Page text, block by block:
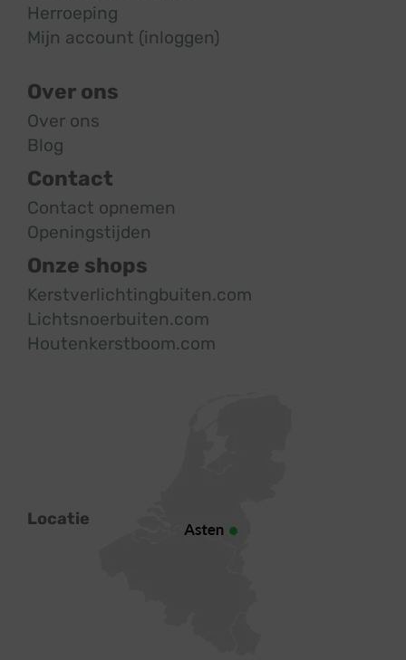
Herroeping
Mijn account (inloggen)
Over ons
Over ons
Blog
Contact
Contact opnemen
Openingstijden
Onze shops
Kerstverlichtingbuiten.com
Lichtsnoerbuiten.com
Houtenkerstboom.com
Locatie